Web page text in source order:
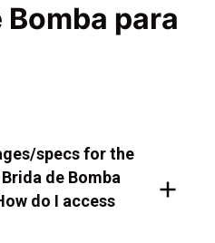
Bomba para
specs for the
de Bomba
do I access